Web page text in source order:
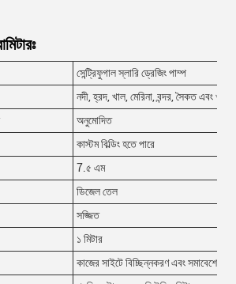
সেন্ট্রিফুগাল স্লারি ড্রেজিং পাম্প
নদী, হ্রদ, খাল, মেরিনা, বন্দর, সৈকত এবং খাল
অনুমোদিত
কাস্টম বিল্ডিং হতে পারে
7.৫ এম
ডিজেল তেল
সজ্জিত
১ মিটার
কাজের সাইটে বিচ্ছিন্নকরণ এবং সমাবেশের